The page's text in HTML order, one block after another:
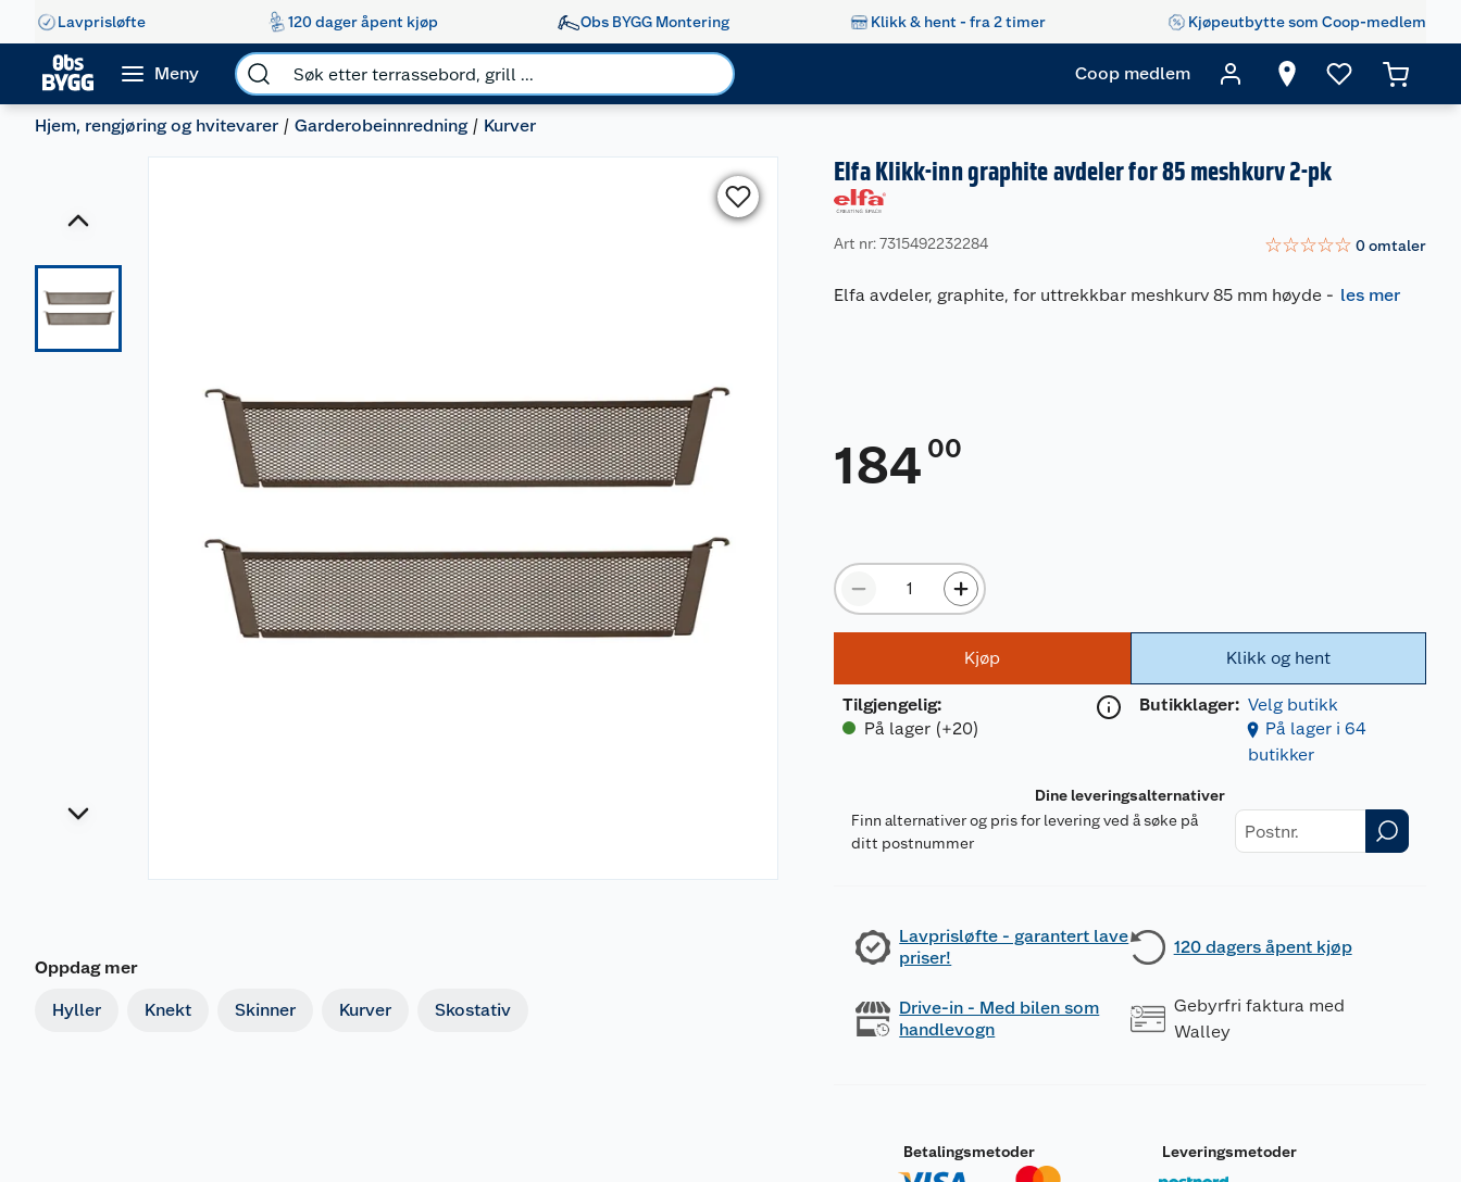
Lavprisløfte 120 dager åpent kjøp Obs BYGG Montering Klikk & hent - fra 2 timer Kjøpeutbytte som Coop-medlem
Meny Coop medlem
Hjem, rengjøring og hvitevarer Garderobeinnredning Kurver
Oppdag mer
Hyller Knekt Skinner Kurver Skostativ
Elfa Klikk-inn graphite avdeler for 85 meshkurv 2-pk
Art nr: 7315492232284 ☆☆☆☆☆ 0omtaler
Elfa avdeler, graphite, for uttrekkbar meshkurv 85 mm høyde - les mer
184 00
Kjøp
Tilgjengelig:
På lager (+20)
Klikk og hent
Butikklager: Velg butikk
På lager i 64
butikker
Dine leveringsalternativer
Finn alternativer og pris for levering ved å søke på
ditt postnummer
Lavprisløfte - garantert lave
priser!
120 dagers åpent kjøp
Drive-in - Med bilen som
handlevogn
Gebyrfri faktura med
Walley
Betalingsmetoder Leveringsmetoder